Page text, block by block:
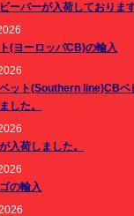
ーバーが入荷しておりま
(ヨーロッパCB)の輸入
ット(Southern line)CBベ
した。
入荷しました。
の輸入